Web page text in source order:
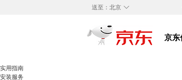
◇
送至： 北京
实用指南
安装服务